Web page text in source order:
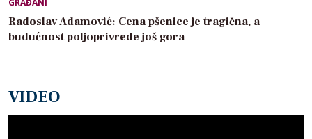
GRAĐANI
Radoslav Adamović: Cena pšenice je tragična, a
budućnost poljoprivrede još gora
VIDEO